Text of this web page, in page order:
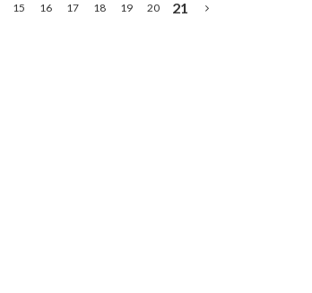
15 16 17 18 19 20 21